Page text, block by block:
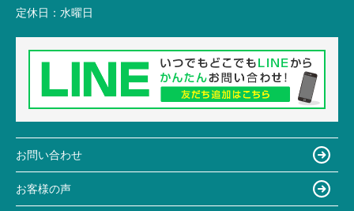
定休日： 水曜日
お問い合わせ
お客様の声